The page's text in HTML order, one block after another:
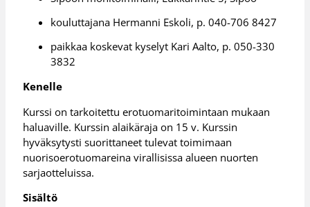
kouluttajana Hermanni Eskoli, p. 040-706 8427
paikkaa koskevat kyselyt Kari Aalto, p. 050-330
3832
Kenelle
Kurssi on tarkoitettu erotuomaritoimintaan mukaan
haluaville. Kurssin alaikäraja on 15 v. Kurssin
hyväksytysti suorittaneet tulevat toimimaan
nuorisoerotuomareina virallisissa alueen nuorten
sarjaotteluissa.
Sisältö